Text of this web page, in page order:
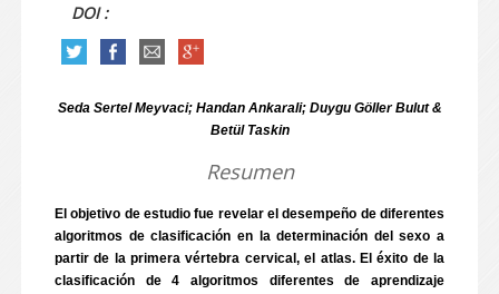
DOI :
Seda Sertel Meyvaci; Handan Ankarali; Duygu Göller Bulut &
Betül Taskin
Resumen
El objetivo de estudio fue revelar el desempeño de diferentes
algoritmos de clasificación en la determinación del sexo a
partir de la primera vértebra cervical, el atlas. El éxito de la
clasificación de 4 algoritmos diferentes de aprendizaje